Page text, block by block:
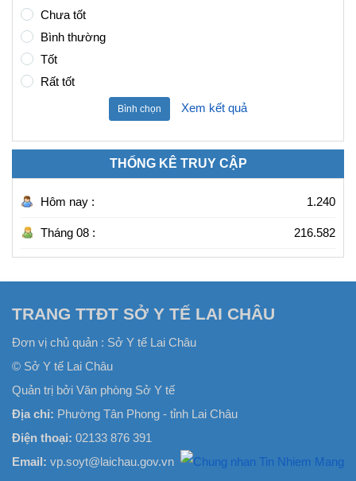
Chưa tốt
Bình thường
Tốt
Rất tốt
Bình chọn Xem kết quả
THỐNG KÊ TRUY CẬP
Hôm nay : 1.240
Tháng 08 : 216.582
TRANG TTĐT SỞ Y TẾ LAI CHÂU
Đơn vị chủ quản : Sở Y tế Lai Châu
© Sở Y tế Lai Châu
Quản trị bởi Văn phòng Sở Y tế
Địa chỉ: Phường Tân Phong - tỉnh Lai Châu
Điện thoại: 02133 876 391
Email: vp.soyt@laichau.gov.vn